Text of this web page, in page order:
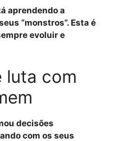
aprendendo a
“monstros”. Esta é
evoluir e
luta com
decisões
com os seus